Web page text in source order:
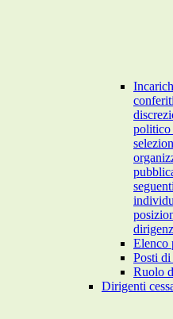
politico
Elenco
Posti
Ruolo
Dirigenti